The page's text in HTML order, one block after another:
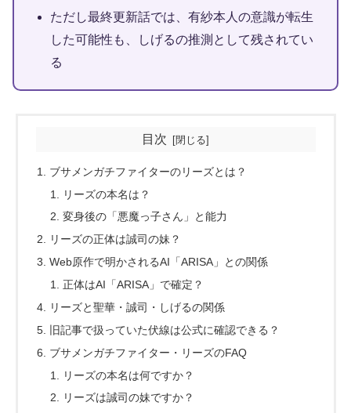
ただし最終更新話では、有紗本人の意識が転生
した可能性も、しげるの推測として残されてい
る
目次
ブサメンガチファイターのリーズとは？
リーズの本名は？
変身後の「悪魔っ子さん」と能力
リーズの正体は誠司の妹？
Web原作で明かされるAI「ARISA」との関係
正体はAI「ARISA」で確定？
リーズと聖華・誠司・しげるの関係
旧記事で扱っていた伏線は公式に確認できる？
ブサメンガチファイター・リーズのFAQ
リーズの本名は何ですか？
リーズは誠司の妹ですか？